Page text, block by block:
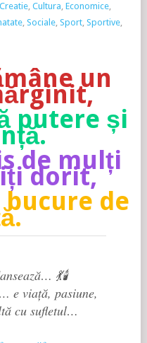
Creatie, Cultura, Economice,
, Sociale, Sport, Sportive,
un
putere și
de mulți
dorit,
bucure de
💃🕯️
e viață, pasiune,
cu sufletul…